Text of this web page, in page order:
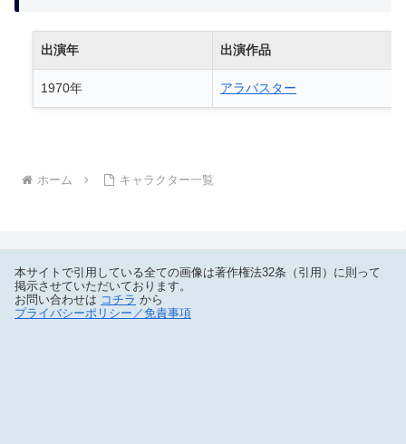
出演年 出演作品
1970年 アラバスター
ホーム キャラクター一覧
本サイトで引用している全ての画像は著作権法32条（引用）に則って
掲示させていただいております。
お問い合わせは コチラ から
プライバシーポリシー／免責事項